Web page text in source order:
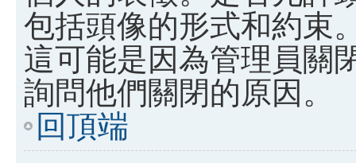
包括頭像的形式和約束
這可能是因為管理員關
詢問他們關閉的原因。
回頂端